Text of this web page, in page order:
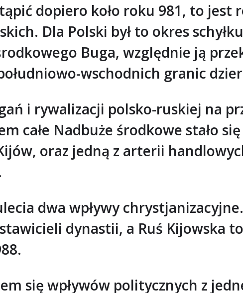
dopiero koło roku 981, to jest
Dla Polski był to okres
Buga, względnie ją
wschodnich granic
i rywalizacji polsko-ruskiej na
całe Nadbuże środkowe stało
oraz jedną z arterii
dwa wpływy
dynastii, a Ruś Kijowska
się wpływów politycznych z